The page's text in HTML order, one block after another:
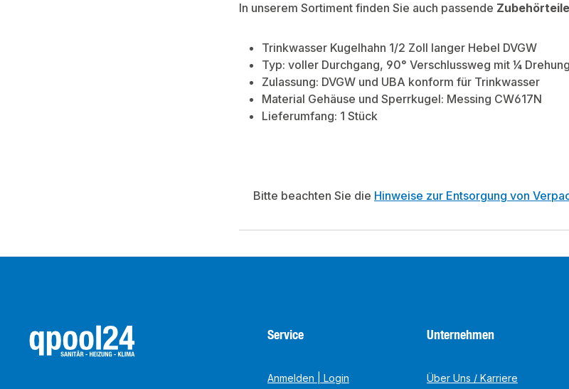
In unserem Sortiment finden Sie auch passende Zubehörteile
Trinkwasser Kugelhahn 1/2 Zoll langer Hebel DVGW
Typ: voller Durchgang, 90° Verschlussweg mit ¼ Drehung
Zulassung: DVGW und UBA konform für Trinkwasser
Material Gehäuse und Sperrkugel: Messing CW617N
Lieferumfang: 1 Stück
Bitte beachten Sie die Hinweise zur Entsorgung von
Service
Anmelden | Login
Unternehmen
Über Uns / Karriere